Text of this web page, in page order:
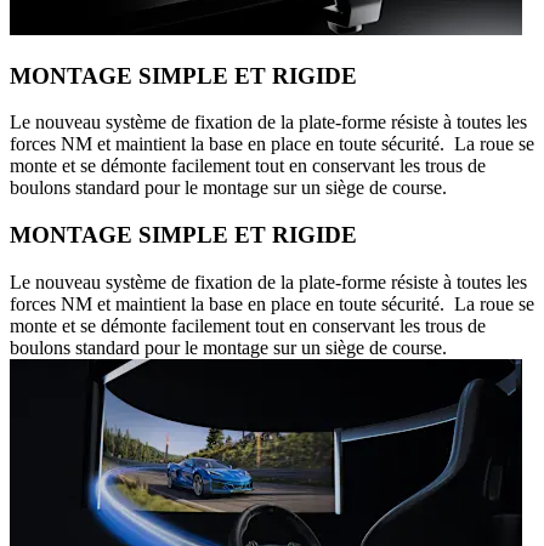
MONTAGE SIMPLE ET RIGIDE
Le nouveau système de fixation de la plate-forme résiste à toutes les
forces NM et maintient la base en place en toute sécurité. La roue se
monte et se démonte facilement tout en conservant les trous de
boulons standard pour le montage sur un siège de course.
MONTAGE SIMPLE ET RIGIDE
Le nouveau système de fixation de la plate-forme résiste à toutes les
forces NM et maintient la base en place en toute sécurité. La roue se
monte et se démonte facilement tout en conservant les trous de
boulons standard pour le montage sur un siège de course.